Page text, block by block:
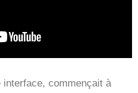
commençait à